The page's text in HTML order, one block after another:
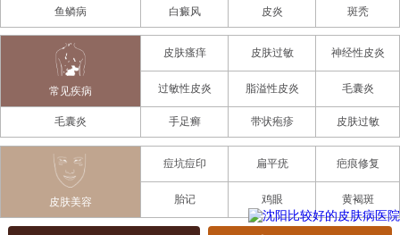
鱼鳞病 白癜风 皮炎 斑秃
常见疾病
皮肤瘙痒 皮肤过敏 神经性皮炎
过敏性皮炎 脂溢性皮炎 毛囊炎
毛囊炎 手足癣 带状疱疹 皮肤过敏
皮肤美容
痘坑痘印 扁平疣 疤痕修复
胎记 鸡眼 黄褐斑